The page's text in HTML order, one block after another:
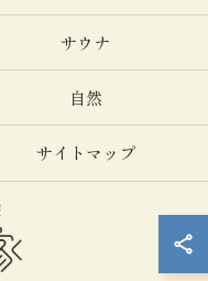
サウナ
自然
サイトマップ